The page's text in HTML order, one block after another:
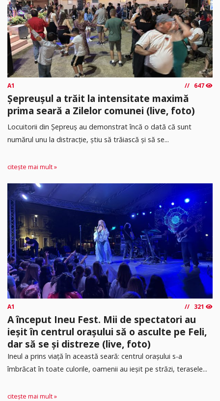
A1 647
Șepreușul a trăit la intensitate maximă
prima seară a Zilelor comunei (live, foto)
Locuitorii din Șepreuș au demonstrat încă o dată că sunt
numărul unu la distracție, știu să trăiască și să se...
citește mai mult »
A1 321
A început Ineu Fest. Mii de spectatori au
ieșit în centrul orașului să o asculte pe Feli,
dar să se și distreze (live, foto)
Ineul a prins viață în această seară: centrul orașului s-a
îmbrăcat în toate culorile, oamenii au ieșit pe străzi, terasele...
citește mai mult »